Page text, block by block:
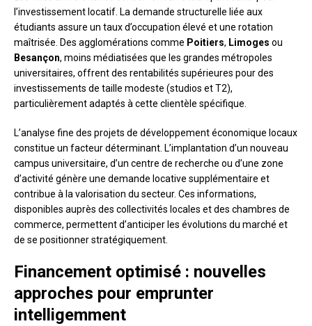
l’investissement locatif. La demande structurelle liée aux
étudiants assure un taux d’occupation élevé et une rotation
maîtrisée. Des agglomérations comme Poitiers, Limoges ou
Besançon, moins médiatisées que les grandes métropoles
universitaires, offrent des rentabilités supérieures pour des
investissements de taille modeste (studios et T2),
particulièrement adaptés à cette clientèle spécifique.
L’analyse fine des projets de développement économique locaux
constitue un facteur déterminant. L’implantation d’un nouveau
campus universitaire, d’un centre de recherche ou d’une zone
d’activité génère une demande locative supplémentaire et
contribue à la valorisation du secteur. Ces informations,
disponibles auprès des collectivités locales et des chambres de
commerce, permettent d’anticiper les évolutions du marché et
de se positionner stratégiquement.
Financement optimisé : nouvelles
approches pour emprunter
intelligemment